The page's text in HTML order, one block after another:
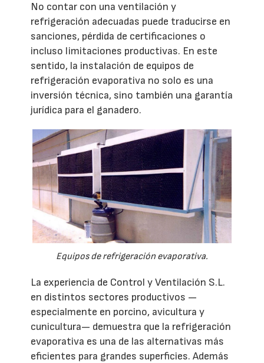
No contar con una ventilación y
refrigeración adecuadas puede traducirse en
sanciones, pérdida de certificaciones o
incluso limitaciones productivas. En este
sentido, la instalación de equipos de
refrigeración evaporativa no solo es una
inversión técnica, sino también una garantía
jurídica para el ganadero.
Equipos de refrigeración evaporativa.
La experiencia de Control y Ventilación S.L.
en distintos sectores productivos —
especialmente en porcino, avicultura y
cunicultura— demuestra que la refrigeración
evaporativa es una de las alternativas más
eficientes para grandes superficies. Además